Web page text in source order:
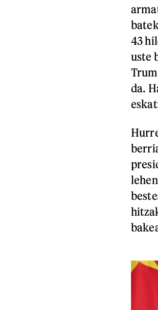
43
uste
da.